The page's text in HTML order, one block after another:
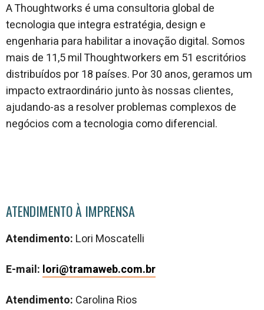
A Thoughtworks é uma consultoria global de
tecnologia que integra estratégia, design e
engenharia para habilitar a inovação digital. Somos
mais de 11,5 mil Thoughtworkers em 51 escritórios
distribuídos por 18 países. Por 30 anos, geramos um
impacto extraordinário junto às nossas clientes,
ajudando-as a resolver problemas complexos de
negócios com a tecnologia como diferencial.
ATENDIMENTO À IMPRENSA
Atendimento: Lori Moscatelli
E-mail: lori@tramaweb.com.br
Atendimento: Carolina Rios